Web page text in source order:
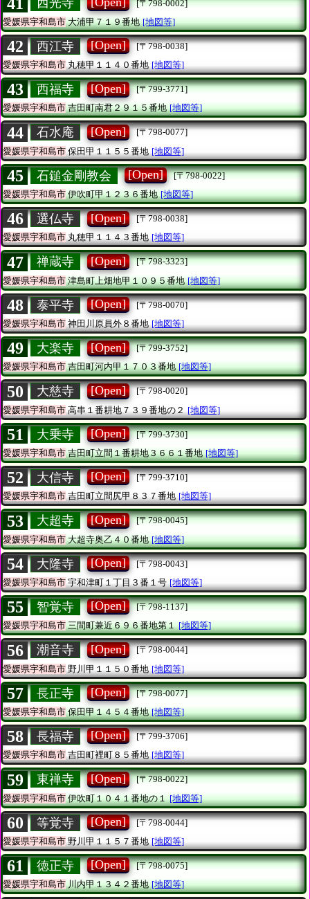
西光寺
[〒798-0002]
愛媛県宇和島市大浦甲７１９番地 [地図等]
42 西江寺 [Open]
[〒798-0038]
愛媛県宇和島市丸穂甲１１４０番地 [地図等]
43 西福寺 [Open]
[〒799-3771]
愛媛県宇和島市吉田町南君２９１５番地 [地図等]
44 石水庵 [Open]
[〒798-0077]
愛媛県宇和島市 保田甲１１５５番地 [地図等]
45 石鎚金剛教会 [Open]
[〒798-0022]
愛媛県宇和島市伊吹町甲１２３６番地 [地図等]
46 選仏寺 [Open]
[〒798-0038]
愛媛県宇和島市丸穂甲１１４３番地 [地図等]
47 禅蔵寺 [Open]
[〒798-3323]
愛媛県宇和島市津島町上畑地甲１０９５番地 [地図等]
48 泰平寺 [Open]
[〒798-0070]
愛媛県宇和島市神田川原員外８番地 [地図等]
49 大楽寺 [Open]
[〒799-3752]
愛媛県宇和島市吉田町河内甲１７０３番地 [地図等]
50 大慈寺 [Open]
[〒798-0020]
愛媛県宇和島市 高串１番耕地７３９番地の２ [地図等]
51 大乗寺 [Open]
[〒799-3730]
愛媛県宇和島市吉田町立間１番耕地３６６１番地 [地図等]
52 大信寺 [Open]
[〒799-3710]
愛媛県宇和島市吉田町立間尻甲８３７番地 [地図等]
53 大超寺 [Open]
[〒798-0045]
愛媛県宇和島市大超寺奥乙４０番地 [地図等]
54 大隆寺 [Open]
[〒798-0043]
愛媛県宇和島市宇和津町１丁目３番１号 [地図等]
55 智覚寺 [Open]
[〒798-1137]
愛媛県宇和島市三間町兼近６９６番地第１ [地図等]
56 潮音寺 [Open]
[〒798-0044]
愛媛県宇和島市 野川甲１１５０番地 [地図等]
57 長正寺 [Open]
[〒798-0077]
愛媛県宇和島市保田甲１４５４番地 [地図等]
58 長福寺 [Open]
[〒799-3706]
愛媛県宇和島市吉田町裡町８５番地 [地図等]
59 東禅寺 [Open]
[〒798-0022]
愛媛県宇和島市伊吹町１０４１番地の１ [地図等]
60 等覚寺 [Open]
[〒798-0044]
愛媛県宇和島市野川甲１１５７番地 [地図等]
61 徳正寺 [Open]
[〒798-0075]
愛媛県宇和島市川内甲１３４２番地 [地図等]